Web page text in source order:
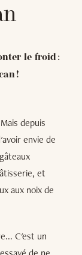
le froid :
!
depuis
envie de
et
aux noix de
C'est un